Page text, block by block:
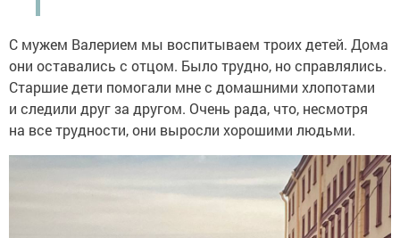
С мужем Валерием мы воспитываем троих детей. Дома
они оставались с отцом. Было трудно, но справлялись.
Старшие дети помогали мне с домашними хлопотами
и следили друг за другом. Очень рада, что, несмотря
на все трудности, они выросли хорошими людьми.